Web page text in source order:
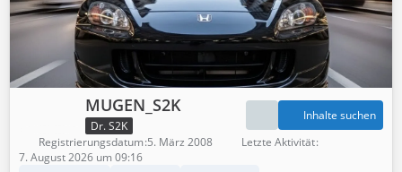
MUGEN_S2K
Dr. S2K
Inhalte suchen
Registrierungsdatum 5. März 2008
Letzte Aktivität
7. August 2026 um 09:16